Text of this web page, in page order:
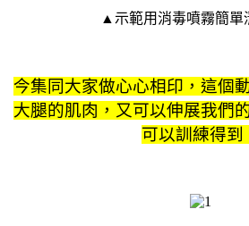
▲示範用消毒噴霧簡單
今集同大家做心心相印，這個
大腿的肌肉，又可以伸展我們
可以訓練得到